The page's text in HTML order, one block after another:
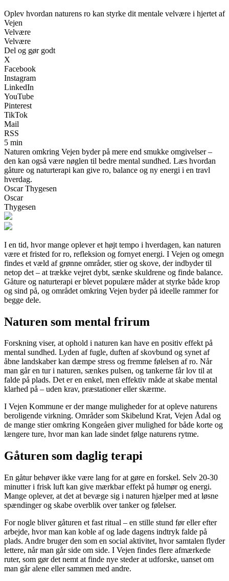
Oplev hvordan naturens ro kan styrke dit mentale velvære i hjertet af
Vejen
Velvære
Velvære
Del og gør godt
X
Facebook
Instagram
LinkedIn
YouTube
Pinterest
TikTok
Mail
RSS
5 min
Naturen omkring Vejen byder på mere end smukke omgivelser –
den kan også være nøglen til bedre mental sundhed. Læs hvordan
gåture og naturterapi kan give ro, balance og ny energi i en travl
hverdag.
Oscar Thygesen
Oscar
Thygesen
I en tid, hvor mange oplever et højt tempo i hverdagen, kan naturen
være et fristed for ro, refleksion og fornyet energi. I Vejen og omegn
findes et væld af grønne områder, stier og skove, der indbyder til
netop det – at trække vejret dybt, sænke skuldrene og finde balance.
Gåture og naturterapi er blevet populære måder at styrke både krop
og sind på, og området omkring Vejen byder på ideelle rammer for
begge dele.
Naturen som mental frirum
Forskning viser, at ophold i naturen kan have en positiv effekt på
mental sundhed. Lyden af fugle, duften af skovbund og synet af
åbne landskaber kan dæmpe stress og fremme følelsen af ro. Når
man går en tur i naturen, sænkes pulsen, og tankerne får lov til at
falde på plads. Det er en enkel, men effektiv måde at skabe mental
klarhed på – uden krav, præstationer eller skærme.
I Vejen Kommune er der mange muligheder for at opleve naturens
beroligende virkning. Områder som Skibelund Krat, Vejen Ådal og
de mange stier omkring Kongeåen giver mulighed for både korte og
længere ture, hvor man kan lade sindet følge naturens rytme.
Gåturen som daglig terapi
En gåtur behøver ikke være lang for at gøre en forskel. Selv 20-30
minutter i frisk luft kan give mærkbar effekt på humør og energi.
Mange oplever, at det at bevæge sig i naturen hjælper med at løsne
spændinger og skabe overblik over tanker og følelser.
For nogle bliver gåturen et fast ritual – en stille stund før eller efter
arbejde, hvor man kan koble af og lade dagens indtryk falde på
plads. Andre bruger den som en social aktivitet, hvor samtalen flyder
lettere, når man går side om side. I Vejen findes flere afmærkede
ruter, som gør det nemt at finde nye steder at udforske, uanset om
man går alene eller sammen med andre.